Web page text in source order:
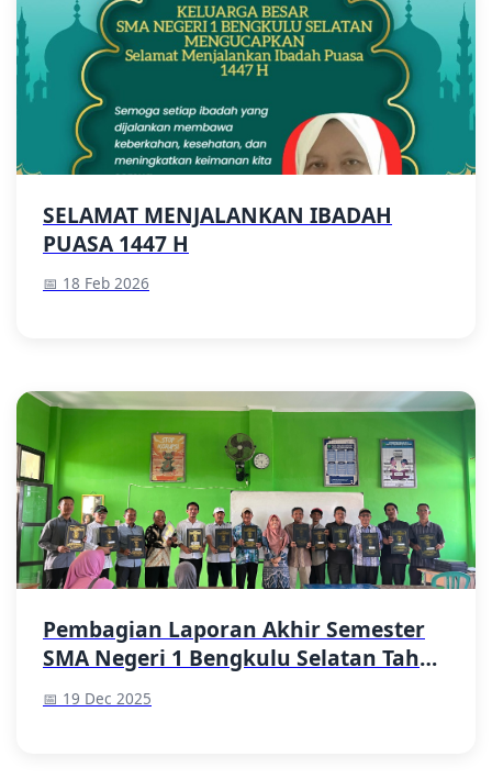
SELAMAT MENJALANKAN IBADAH
PUASA 1447 H
📅 18 Feb 2026
Pembagian Laporan Akhir Semester
SMA Negeri 1 Bengkulu Selatan Tahun
Pelajaran 2025/2026
📅 19 Dec 2025